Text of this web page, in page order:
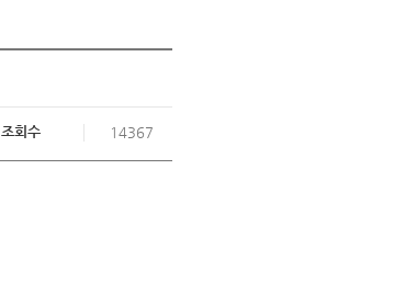
조회수 14367